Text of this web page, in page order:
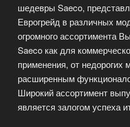
шедевры Saeco,
Еврогрейд в различных
огромного ассортимента
Saeco как для
применения, от недорогих
расширенным
Широкий ассортимент
является залогом успеха